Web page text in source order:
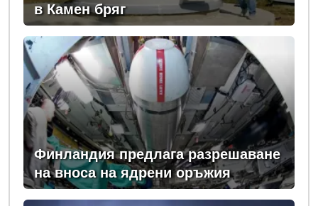
в Камен бряг
Финландия предлага разрешаване
на вноса на ядрени оръжия